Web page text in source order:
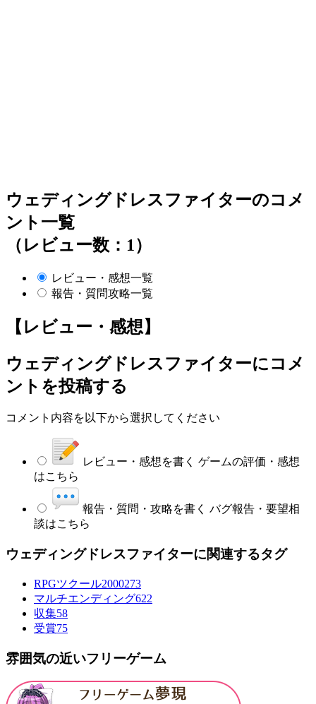
ウェディングドレスファイターのコメ
ント一覧
（レビュー数：1）
レビュー・感想一覧
報告・質問攻略一覧
【レビュー・感想】
ウェディングドレスファイターにコメ
ントを投稿する
コメント内容を以下から選択してください
レビュー・感想を書く ゲームの評価・感想
はこちら
報告・質問・攻略を書く バグ報告・要望相
談はこちら
ウェディングドレスファイターに関連するタグ
RPGツクール2000273
マルチエンディング622
収集58
受賞75
雰囲気の近いフリーゲーム